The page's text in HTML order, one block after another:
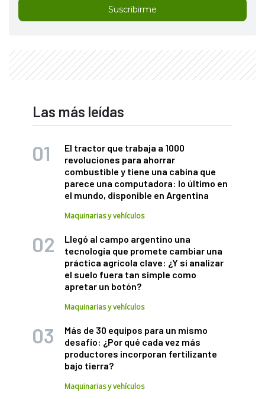
Suscribirme
Las más leídas
El tractor que trabaja a 1000
revoluciones para ahorrar
combustible y tiene una cabina que
parece una computadora: lo último en
el mundo, disponible en Argentina
Maquinarias y vehículos
Llegó al campo argentino una
tecnología que promete cambiar una
práctica agrícola clave: ¿Y si analizar
el suelo fuera tan simple como
apretar un botón?
Maquinarias y vehículos
Más de 30 equipos para un mismo
desafío: ¿Por qué cada vez más
productores incorporan fertilizante
bajo tierra?
Maquinarias y vehículos